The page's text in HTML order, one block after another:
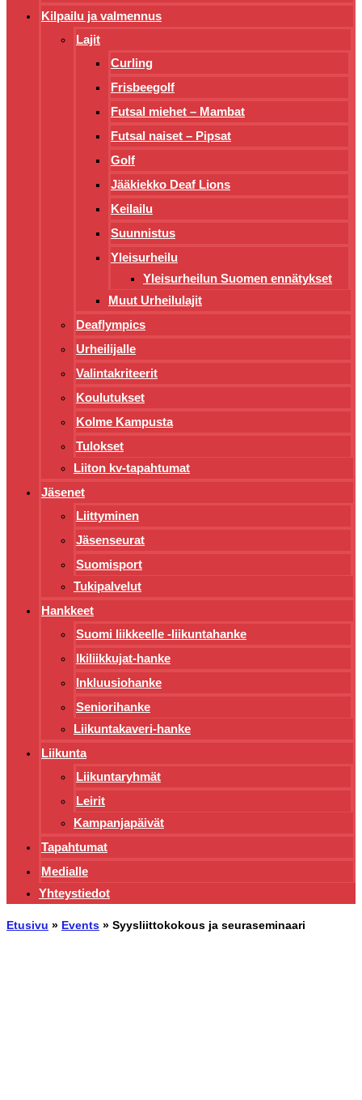
Kilpailu ja valmennus
Lajit
Curling
Frisbeegolf
Futsal miehet – Mambat
Futsal naiset – Pipsat
Golf
Jääkiekko Deaf Lions
Keilailu
Suunnistus
Yleisurheilu
Yleisurheilun Suomen ennätykset
Muut Urheilulajit
Deaflympics
Urheilijalle
Valintakriteerit
Koulutukset
Kolme Kampusta
Tulokset
Liiton kv-tapahtumat
Jäsenet
Liittyminen
Jäsenseurat
Suomisport
Tukipalvelut
Hankkeet
Suomi liikkeelle -liikuntahanke
Ikiliikkujat-hanke
Inkluusiohanke
Seniorihanke
Liikuntakaveri-hanke
Liikunta
Liikuntaryhmät
Leirit
Kampanjapäivät
Tapahtumat
Medialle
Yhteystiedot
Etusivu » Events » Syysliittokokous ja seuraseminaari